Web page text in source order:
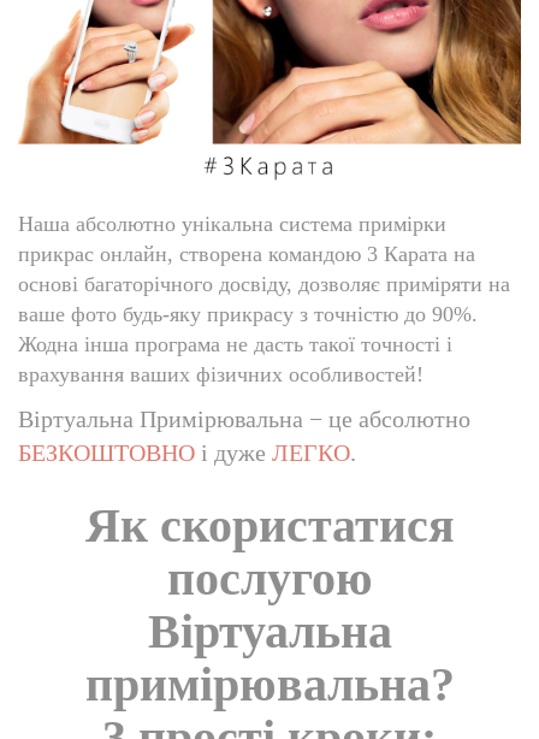
Наша абсолютно унікальна система примірки
прикрас онлайн, створена командою 3 Карата на
основі багаторічного досвіду, дозволяє приміряти на
ваше фото будь-яку прикрасу з точністю до 90%.
Жодна інша програма не дасть такої точності і
врахування ваших фізичних особливостей!
Віртуальна Примірювальна − це абсолютно
БЕЗКОШТОВНО і дуже ЛЕГКО.
Як скористатися
послугою
Віртуальна
примірювальна?